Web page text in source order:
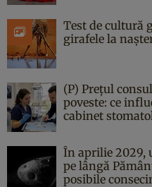
Test de cultură
girafele la
(P) Prețul
poveste: ce
cabinet
În aprilie 2029,
pe lângă
posibile